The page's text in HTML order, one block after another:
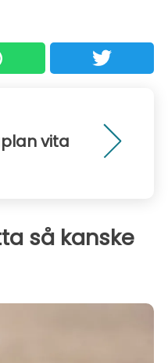
vita
så kanske